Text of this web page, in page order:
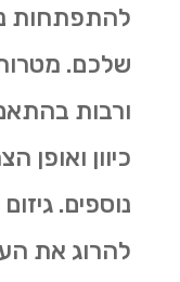
להתפתחות
שלכם. מטרות
ורבות
כיוון ואופן
נוספים.
להרוג את